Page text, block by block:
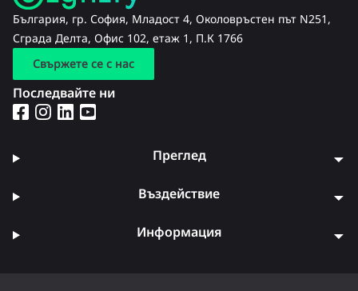
България, гр. София, Младост 4, Околовръстен път N251,
Сграда Делта, Офис 102, етаж 1, П.К 1766
Свържете се с нас
Последвайте ни
Преглед
Въздействие
Информация